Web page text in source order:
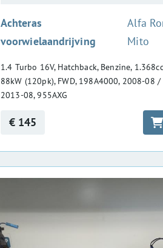
Achteras
voorwielaandrijving
:Alfa
Mito
1.4 Turbo 16V, Hatchback, Benzine,
88kW (120pk), FWD, 198A4000, 2008-08 /
2013-08, 955AXG
€ 145